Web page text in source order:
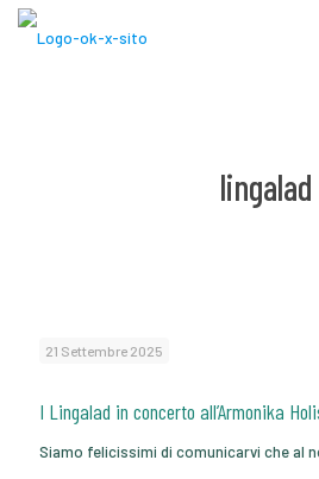
lingalad
21 Settembre 2025
I Lingalad in concerto all’Armonika
Siamo felicissimi di comunicarvi che al